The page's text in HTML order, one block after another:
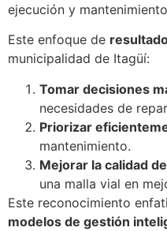
ejecución y
Este enfoque de
municipalidad de Itagüí:
Tomar decisiones
necesidades de
Priorizar
mantenimiento.
Mejorar la calidad
una malla vial en
Este reconocimiento
modelos de gestión